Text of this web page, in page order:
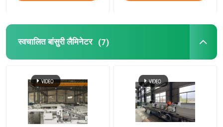
स्वचालित बांसुरी लैमिनेटर (7)